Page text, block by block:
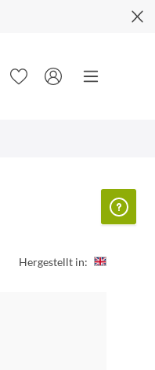
Hergestellt in: